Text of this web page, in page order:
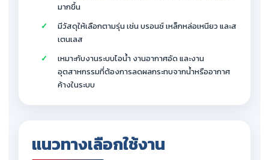
มากขึ้น
มีวัสดุให้เลือกตามรุ่น เช่น บรอนซ์ เหล็กหล่อเหนียว และส
เตนเลส
เหมาะกับงานระบบไอน้ำ งานอากาศอัด และงาน
อุตสาหกรรมที่ต้องการลดผลกระทบจากน้ำหรืออากาศ
ค้างในระบบ
แนวทางเลือกใช้งาน